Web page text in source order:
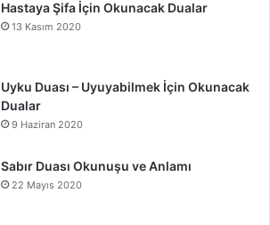
Hastaya Şifa İçin Okunacak Dualar
13 Kasım 2020
Uyku Duası – Uyuyabilmek İçin Okunacak
Dualar
9 Haziran 2020
Sabır Duası Okunuşu ve Anlamı
22 Mayıs 2020